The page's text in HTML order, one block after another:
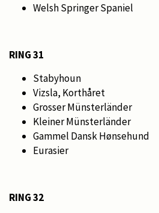
Welsh Springer Spaniel
RING 31
Stabyhoun
Vizsla, Korthåret
Grosser Münsterländer
Kleiner Münsterländer
Gammel Dansk Hønsehund
Eurasier
RING 32